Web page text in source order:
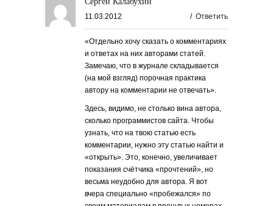
11.03.2012 / Ответить
«Отдельно хочу сказать о комментариях
и ответах на них авторами статей.
Замечаю, что в журнале складывается
(на мой взгляд) порочная практика
автору на комментарии не отвечать».
Здесь, видимо, не столько вина автора,
сколько программистов сайта. Чтобы
узнать, что на твою статью есть
комментарии, нужно эту статью найти и
«открыть». Это, конечно, увеличивает
показания счётчика «прочтений», но
весьма неудобно для автора. Я вот
вчера специально «пробежался» по